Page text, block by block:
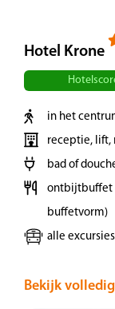
algemeen
passeren
bergbeekjes
oude bron
wordt
Dag
Hotel Krone
in het
receptie, lift,
bad of
ontbijtbuffet
buffetvorm)
alle
Bekijk